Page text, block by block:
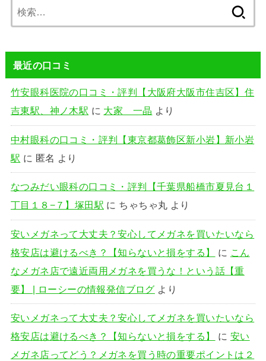
索:
最近の口コミ
竹安眼科医院の口コミ・評判【大阪府大阪市住吉区】住
吉東駅、神ノ木駅 に 大家 一晶 より
中村眼科の口コミ・評判【東京都葛飾区新小岩】新小岩
駅 に 匿名 より
なつみだい眼科の口コミ・評判【千葉県船橋市夏見台１
丁目１８−７】塚田駅 に ちゃちゃ丸 より
安いメガネって大丈夫？安心してメガネを買いたいなら
格安店は避けるべき？【知らないと損をする】
に こん
なメガネ店で遠近両用メガネを買うな！という話【重
要】 | ローシーの情報発信ブログ より
安いメガネって大丈夫？安心してメガネを買いたいなら
格安店は避けるべき？【知らないと損をする】
に 安い
メガネ店ってどう？メガネを買う時の重要ポイントは２